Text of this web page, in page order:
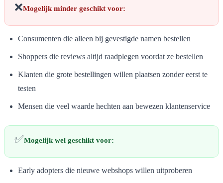
❌Mogelijk minder geschikt voor:
Consumenten die alleen bij gevestigde namen bestellen
Shoppers die reviews altijd raadplegen voordat ze bestellen
Klanten die grote bestellingen willen plaatsen zonder eerst te
testen
Mensen die veel waarde hechten aan bewezen klantenservice
✅Mogelijk wel geschikt voor:
Early adopters die nieuwe webshops willen uitproberen